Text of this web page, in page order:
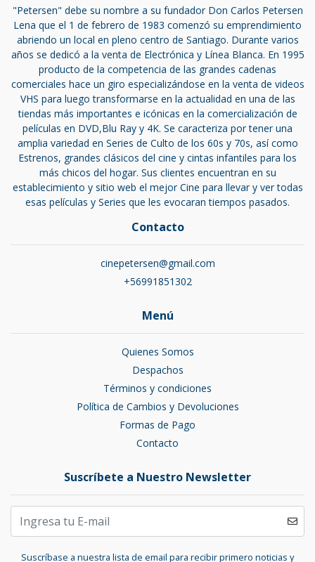
"Petersen" debe su nombre a su fundador Don Carlos Petersen
Lena que el 1 de febrero de 1983 comenzó su emprendimiento
abriendo un local en pleno centro de Santiago. Durante varios
años se dedicó a la venta de Electrónica y Línea Blanca. En 1995
producto de la competencia de las grandes cadenas
comerciales hace un giro especializándose en la venta de videos
VHS para luego transformarse en la actualidad en una de las
tiendas más importantes e icónicas en la comercialización de
películas en DVD,Blu Ray y 4K. Se caracteriza por tener una
amplia variedad en Series de Culto de los 60s y 70s, así como
Estrenos, grandes clásicos del cine y cintas infantiles para los
más chicos del hogar. Sus clientes encuentran en su
establecimiento y sitio web el mejor Cine para llevar y ver todas
esas películas y Series que les evocaran tiempos pasados.
Contacto
cinepetersen@gmail.com
+56991851302
Menú
Quienes Somos
Despachos
Términos y condiciones
Política de Cambios y Devoluciones
Formas de Pago
Contacto
Suscríbete a Nuestro Newsletter
Suscríbase a nuestra lista de email para recibir primero noticias y